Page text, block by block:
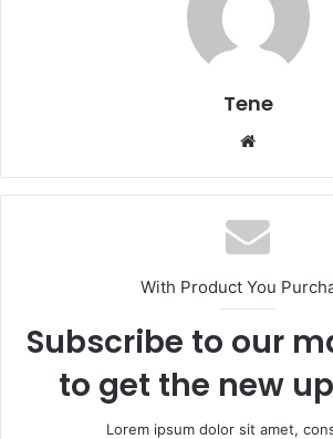
Tene
Website
With Product You
Subscribe to our
to get the new
Lorem ipsum dolor sit amet,